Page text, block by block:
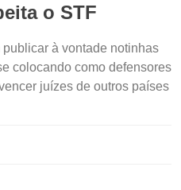
o STF
à vontade notinhas
colocando como defensores
juízes de outros países